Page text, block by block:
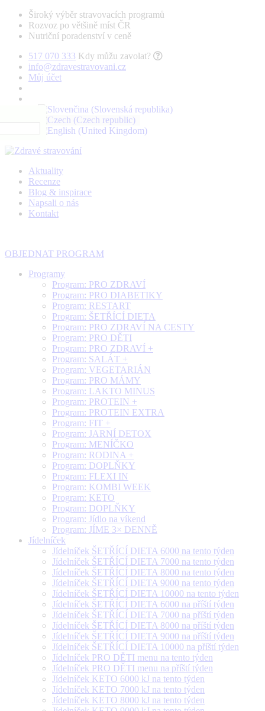
Široký výběr stravovacích programů
Rozvoz po většině míst ČR
Nutriční poradenství v ceně
517 070 333 Kdy můžu zavolat?
info@zdravestravovani.cz
Můj účet
Aktuality
Recenze
Blog & inspirace
Napsali o nás
Kontakt
OBJEDNAT PROGRAM
Programy
Program: PRO ZDRAVÍ
Program: PRO DIABETIKY
Program: RESTART
Program: ŠETŘÍCÍ DIETA
Program: PRO ZDRAVÍ NA CESTY
Program: PRO DĚTI
Program: PRO ZDRAVÍ +
Program: SALÁT +
Program: VEGETARIÁN
Program: PRO MÁMY
Program: LAKTO MINUS
Program: PROTEIN +
Program: PROTEIN EXTRA
Program: FIT +
Program: JARNÍ DETOX
Program: MENÍČKO
Program: RODINA +
Program: DOPLŇKY
Program: FLEXI IN
Program: KOMBI WEEK
Program: KETO
Program: DOPLŇKY
Program: Jídlo na víkend
Program: JÍME 3× DENNĚ
Jídelníček
Jídelníček ŠETŘÍCÍ DIETA 6000 na tento týden
Jídelníček ŠETŘÍCÍ DIETA 7000 na tento týden
Jídelníček ŠETŘÍCÍ DIETA 8000 na tento týden
Jídelníček ŠETŘÍCÍ DIETA 9000 na tento týden
Jídelníček ŠETŘÍCÍ DIETA 10000 na tento týden
Jídelníček ŠETŘÍCÍ DIETA 6000 na příští týden
Jídelníček ŠETŘÍCÍ DIETA 7000 na příští týden
Jídelníček ŠETŘÍCÍ DIETA 8000 na příští týden
Jídelníček ŠETŘÍCÍ DIETA 9000 na příští týden
Jídelníček ŠETŘÍCÍ DIETA 10000 na příští týden
Jídelníček PRO DĚTI menu na tento týden
Jídelníček PRO DĚTI menu na příští týden
Jídelníček KETO 6000 kJ na tento týden
Jídelníček KETO 7000 kJ na tento týden
Jídelníček KETO 8000 kJ na tento týden